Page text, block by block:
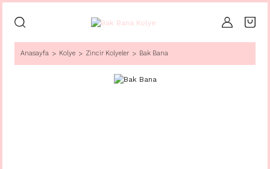
Anasayfa Kolye Zincir Kolyeler Bak Bana